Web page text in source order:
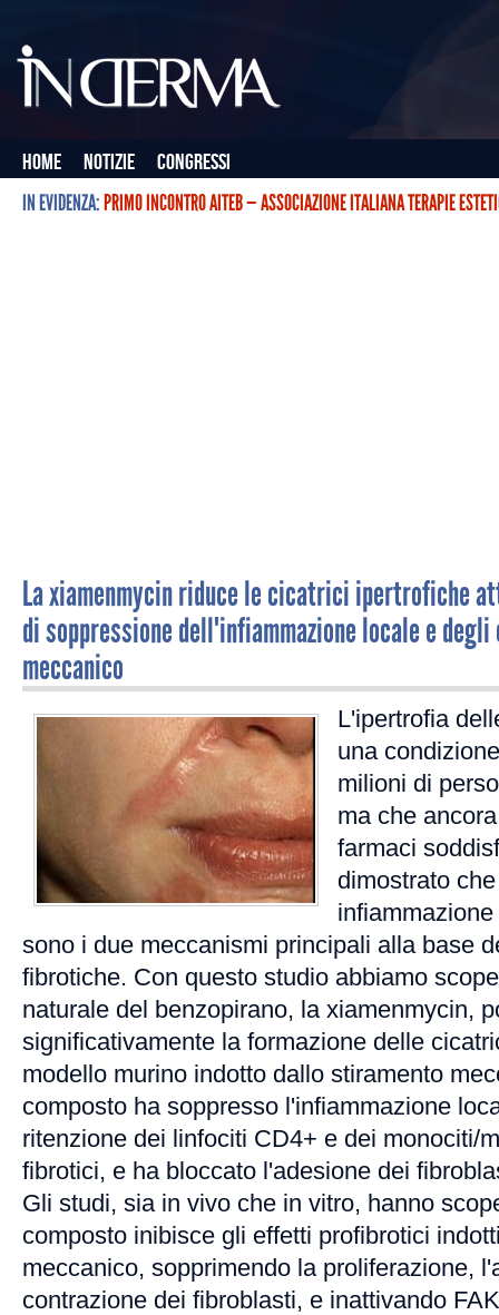
Home Notizie
Congressi
IN EVIDENZA:PRIMO INCONTRO AITEB — ASSOCIAZIONE ITALIANA TERAPIE
La xiamenmycin riduce le cicatrici ipertrofiche
di soppressione dell'infiammazione locale e
meccanico
L'ipertrofia
una
milioni di
ma che
farmaci
dimostrato
sono i due meccanismi principali alla base
fibrotiche. Con questo studio abbiamo
naturale del benzopirano, la xiamenmycin,
significativamente la formazione delle
modello murino indotto dallo stiramento
composto ha soppresso l'infiammazione
ritenzione dei linfociti CD4+ e dei monociti/
fibrotici, e ha bloccato l'adesione dei
Gli studi, sia in vivo che in vitro, hanno
composto inibisce gli effetti profibrotici
meccanico, sopprimendo la proliferazione,
contrazione dei fibroblasti, e inattivando